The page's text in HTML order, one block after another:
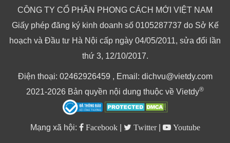
CÔNG TY CỔ PHẦN PHONG CÁCH MỚI VIỆT NAM
Giấy phép đăng ký kinh doanh số 0105287737 do Sở Kế
hoạch và Đầu tư Hà Nội cấp ngày 04/05/2011, sửa đổi lần
thứ 3, 12/10/2017.
Điện thoại: 02462926459 , Email: dichvu@vietdy.com
2021-2026 Bản quyền nội dung thuộc về Vietdy®
Mạng xã hội: Facebook Twitter Youtube